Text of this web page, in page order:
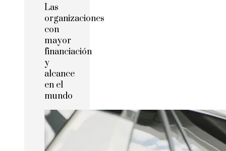
Las
organizaciones
con
mayor
financiación
y
alcance
en el
mundo